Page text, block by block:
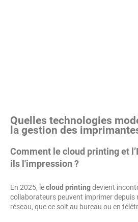
Quelles technologies
la gestion des
Comment le cloud printing et
ils l'impression ?
En 2025, lecloud printingdevient
collaborateurs peuvent imprimer depuis
réseau, que ce soit au bureau ou en